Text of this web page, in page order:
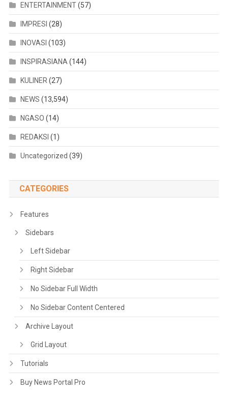
ENTERTAINMENT(57)
IMPRESI (28)
INOVASI (103)
INSPIRASIANA (144)
KULINER (27)
NEWS (13,594)
NGASO (14)
REDAKSI (1)
Uncategorized (39)
CATEGORIES
Features
Sidebars
Left Sidebar
Right Sidebar
No Sidebar Full Width
No Sidebar Content Centered
Archive Layout
Grid Layout
Tutorials
Buy News Portal Pro